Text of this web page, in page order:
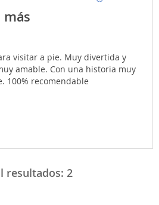
más
visitar a pie. Muy divertida y
amable. Con una historia muy
100% recomendable
resultados: 2